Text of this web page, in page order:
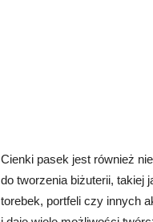
Cienki pasek jest również
do tworzenia biżuterii, takiej
torebek, portfeli czy innych